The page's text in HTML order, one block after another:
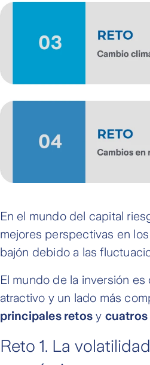
En el mundo del capital
mejores perspectivas en
bajón debido a las
El mundo de la inversión
atractivo y un lado más
principales retos y cuatros
Reto 1. La